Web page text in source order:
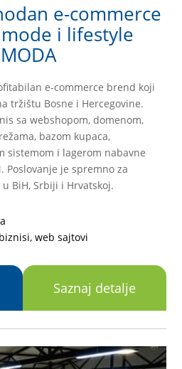
e-commerce
i lifestyle
e-commerce brend koji
tržištu Bosne i Hercegovine.
sa webshopom, domenom,
bazom kupaca,
sistemom i lagerom nabavne
Poslovanje je spremno za
BiH, Srbiji i Hrvatskoj.
web sajtovi
Saznaj detalje